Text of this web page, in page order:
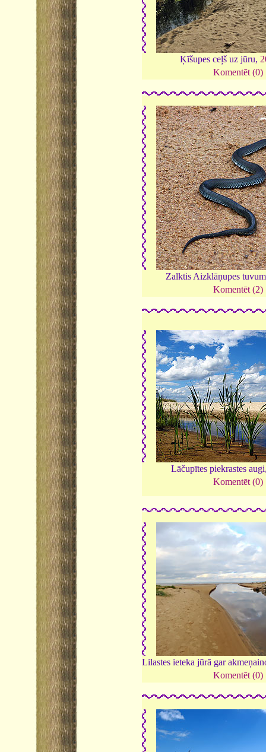
Ķīšupes ceļš uz jūru,
Komentēt (0)
Zalktis Aizklāņupes
Komentēt (2)
Lāčupītes piekrastes
Komentēt (0)
Lilastes ieteka jūrā gar
Komentēt (0)